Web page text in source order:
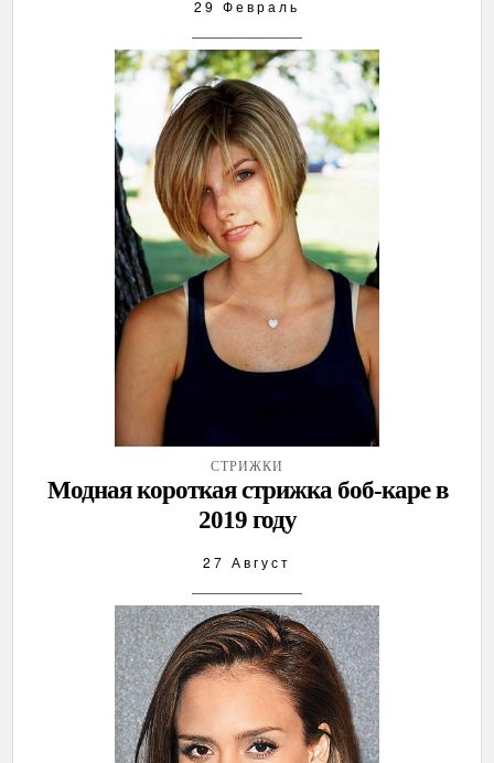
29 Февраль
СТРИЖКИ
Модная короткая стрижка боб-каре в
2019 году
27 Август